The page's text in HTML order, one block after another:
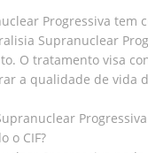
Progressiva tem
Supranuclear
O tratamento visa
a qualidade de vida
o CIF?